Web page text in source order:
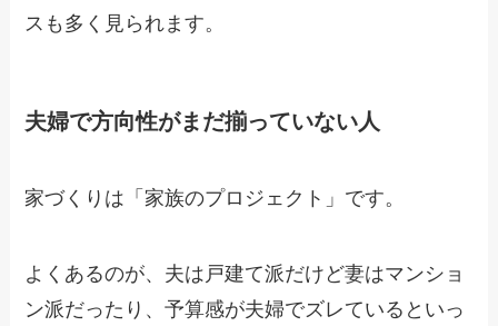
スも多く見られます。
夫婦で方向性がまだ揃っていない人
家づくりは「家族のプロジェクト」です。
よくあるのが、夫は戸建て派だけど妻はマンショ
ン派だったり、予算感が夫婦でズレているといっ